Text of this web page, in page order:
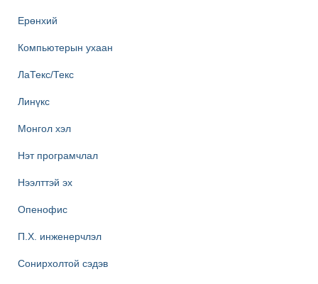
Ерөнхий
Компьютерын ухаан
ЛаТекс/Текс
Линүкс
Монгол хэл
Нэт програмчлал
Нээлттэй эх
Опенофис
П.Х. инженерчлэл
Сонирхолтой сэдэв